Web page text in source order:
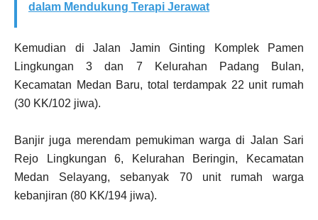
dalam Mendukung Terapi Jerawat
Kemudian di Jalan Jamin Ginting Komplek Pamen
Lingkungan 3 dan 7 Kelurahan Padang Bulan,
Kecamatan Medan Baru, total terdampak 22 unit rumah
(30 KK/102 jiwa).
Banjir juga merendam pemukiman warga di Jalan Sari
Rejo Lingkungan 6, Kelurahan Beringin, Kecamatan
Medan Selayang, sebanyak 70 unit rumah warga
kebanjiran (80 KK/194 jiwa).